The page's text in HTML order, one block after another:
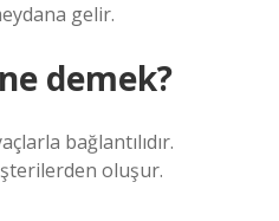
gelir.
demek?
bağlantılıdır.
oluşur.